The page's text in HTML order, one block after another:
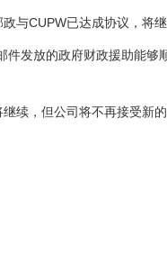
政与CUPW已达成协议，将
件发放的政府财政援助能
续，但公司将不再接受新的